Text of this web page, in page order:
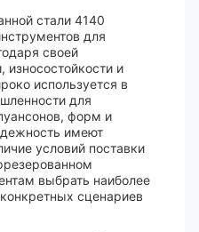
стали 4140
для
своей
износостойкости и
используется в
для
форм и
имеют
условий поставки
выбрать наиболее
сценариев